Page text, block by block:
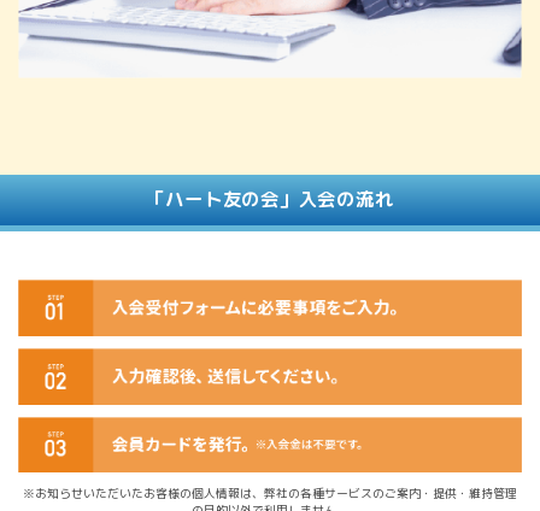
「ハート友の会」入会の流れ
※お知らせいただいたお客様の個人情報は、弊社の各種サービスのご案内・提供・維持管理